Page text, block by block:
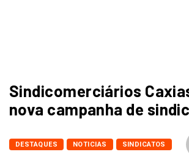
Sindicomerciários
nova campanha de
DESTAQUES NOTICIAS SINDICATOS